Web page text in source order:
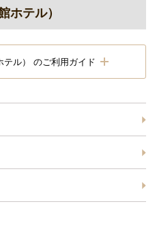
ホテル）
テル） のご利用ガイド